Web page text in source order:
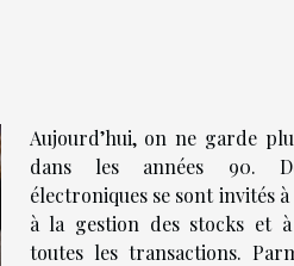
Aujourd’hui, on ne garde
dans les années 90.
électroniques se sont invités
à la gestion des stocks et
toutes les transactions.